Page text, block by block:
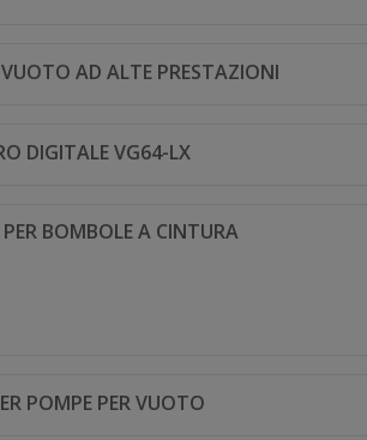
AD ALTE PRESTAZIONI
DIGITALE VG64-LX
BOMBOLE A CINTURA
POMPE PER VUOTO